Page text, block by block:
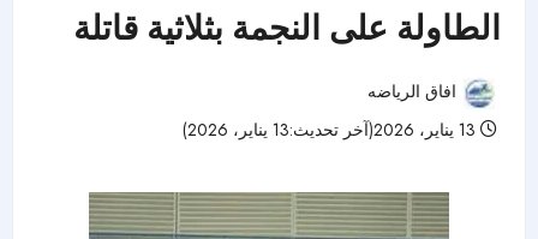
الطاولة على النجمة بثلاثية قاتلة
افاق الرياضه